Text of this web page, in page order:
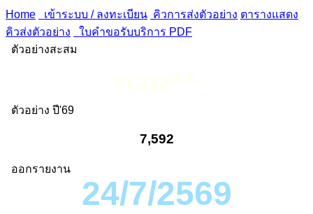
Home เข้าระบบ / ลงทะเบียน คิวการส่งตัวอย่าง ตารางแสดง
คิวส่งตัวอย่าง
ใบคำขอรับบริการ PDF
ตัวอย่างสะสม
ตัวอย่าง ปี'69
7,592
ออกรายงาน
24/7/2569